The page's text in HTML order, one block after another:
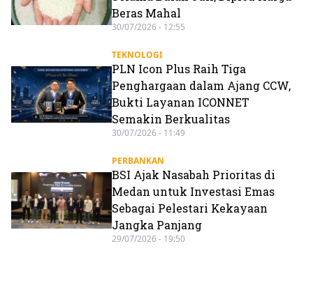
Beras Mahal
30/07/2026 - 12:55
TEKNOLOGI
PLN Icon Plus Raih Tiga
Penghargaan dalam Ajang CCW,
Bukti Layanan ICONNET
Semakin Berkualitas
30/07/2026 - 11:49
PERBANKAN
BSI Ajak Nasabah Prioritas di
Medan untuk Investasi Emas
Sebagai Pelestari Kekayaan
Jangka Panjang
29/07/2026 - 19:50